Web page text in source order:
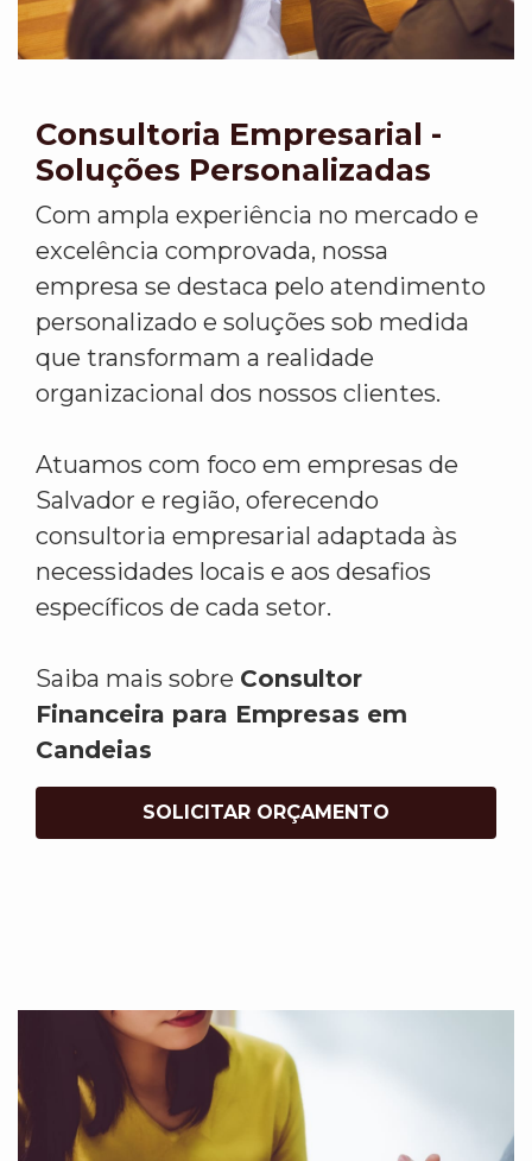
Consultoria Empresarial -
Soluções Personalizadas
Com ampla experiência no mercado e
excelência comprovada, nossa
empresa se destaca pelo atendimento
personalizado e soluções sob medida
que transformam a realidade
organizacional dos nossos clientes.
Atuamos com foco em empresas de
Salvador e região, oferecendo
consultoria empresarial adaptada às
necessidades locais e aos desafios
específicos de cada setor.
Saiba mais sobre Consultor
Financeira para Empresas em
Candeias
SOLICITAR ORÇAMENTO